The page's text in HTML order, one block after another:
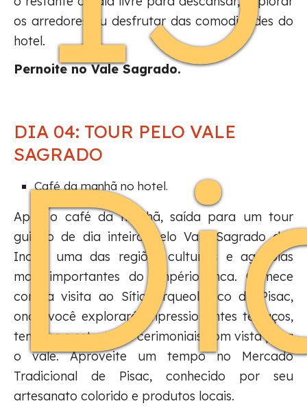
os arredores ou desfrutar das comodidades do
hotel.
Pernoite no Vale Sagrado.
DIA 04: TOUR PELO VALE
SAGRADO
Café da manhã no hotel.
Após o café da manhã, saída para um tour
guiado de dia inteiro pelo Vale Sagrado dos
Incas, uma das regiões culturais e agrícolas
mais importantes do Império Inca. Comece
com a visita ao Sítio Arqueológico de Pisac,
onde você explorará impressionantes terraços,
templos e estruturas cerimoniais com vista para
o vale. Aproveite um tempo no Mercado
Tradicional de Pisac, conhecido por seu
artesanato colorido e produtos locais.